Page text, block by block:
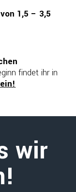
1,5 – 3,5
findet ihr in
wir